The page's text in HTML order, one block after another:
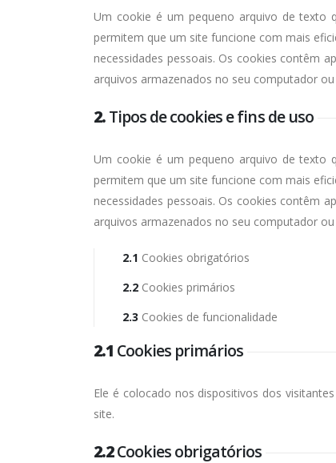
Um cookie é um pequeno arquivo de texto
permitem que um site funcione com mais
necessidades pessoais. Os cookies contêm
arquivos armazenados no seu computador
2.Tipos de cookies e fins de uso
Um cookie é um pequeno arquivo de texto
permitem que um site funcione com mais
necessidades pessoais. Os cookies contêm
arquivos armazenados no seu computador
2.1 Cookies obrigatórios
2.2 Cookies primários
2.3 Cookies de funcionalidade
2.1 Cookies primários
Ele é colocado nos dispositivos dos
site.
2.2Cookies obrigatórios